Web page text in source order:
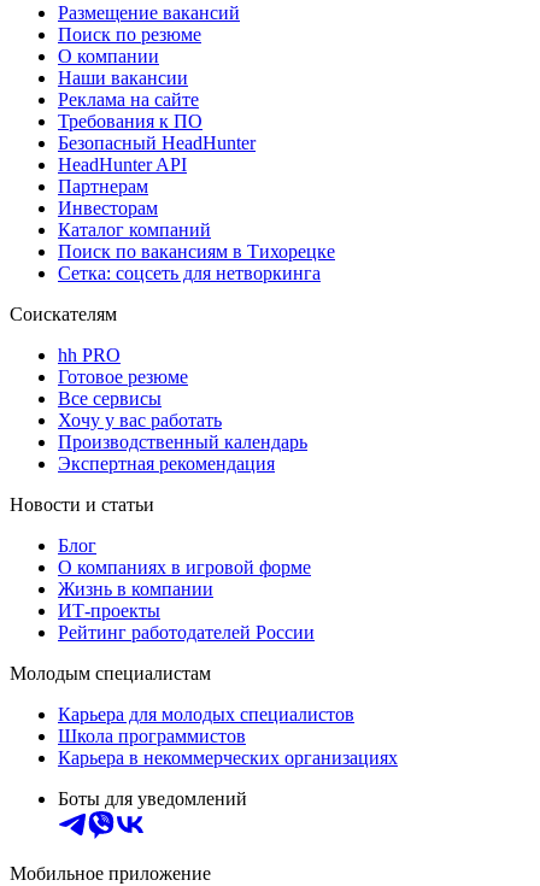
Размещение вакансий
Поиск по резюме
О компании
Наши вакансии
Реклама на сайте
Требования к ПО
Безопасный HeadHunter
HeadHunter API
Партнерам
Инвесторам
Каталог компаний
Поиск по вакансиям в Тихорецке
Сетка: соцсеть для нетворкинга
Соискателям
hh PRO
Готовое резюме
Все сервисы
Хочу у вас работать
Производственный календарь
Экспертная рекомендация
Новости и статьи
Блог
О компаниях в игровой форме
Жизнь в компании
ИТ-проекты
Рейтинг работодателей России
Молодым специалистам
Карьера для молодых специалистов
Школа программистов
Карьера в некоммерческих организациях
Боты для уведомлений
Мобильное приложение